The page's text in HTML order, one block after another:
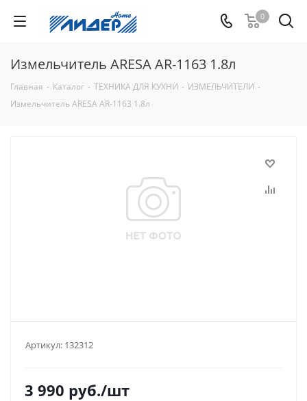
0
Измельчитель ARESA AR-1163 1.8л
Главная - Каталог - ТЕХНИКА ДЛЯ КУХНИ - ИЗМЕЛЬЧИТЕЛИ -
Измельчитель ARESA AR-1163 1.8л
Артикул: 132312
3 990 руб./шт